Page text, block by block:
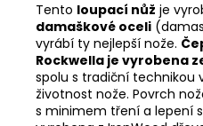
Tento loupací nůž je
damaškové oceli
vyrábí ty nejlepší nože.
Rockwella je vyrobena
spolu s tradiční technikou
životnost nože. Povrch
s minimem tření a lepení